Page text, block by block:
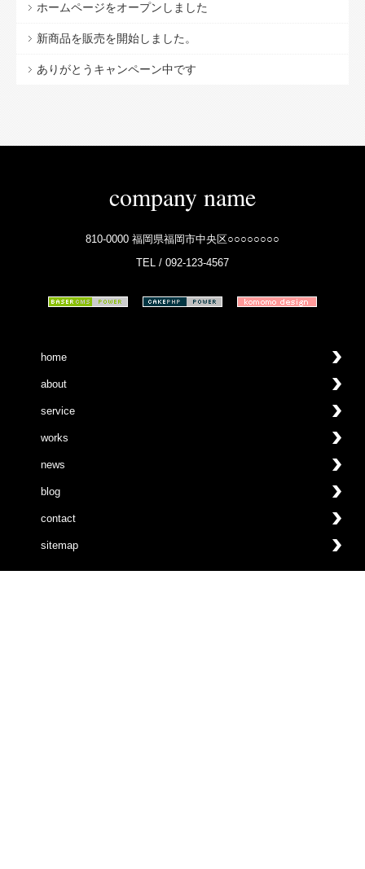
ホームページをオープンしました
新商品を販売を開始しました。
ありがとうキャンペーン中です
company name
810-0000 福岡県福岡市中央区○○○○○○○○
TEL / 092-123-4567
home
about
service
works
news
blog
contact
sitemap